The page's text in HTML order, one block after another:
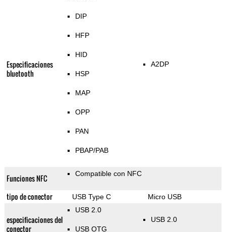
Especificaciones
bluetooth
DIP
HFP
HID
HSP
MAP
OPP
PAN
PBAP/PAB
A2DP
Funciones NFC Compatible con NFC
tipo de conector USB Type C Micro USB
especificaciones del
conector
USB 2.0
USB OTG
USB 2.0